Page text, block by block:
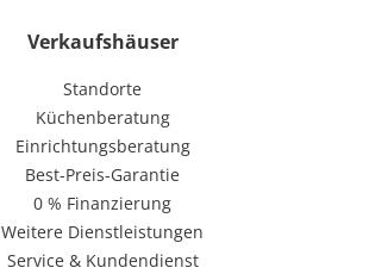
Verkaufshäuser
Standorte
Küchenberatung
Einrichtungsberatung
Best-Preis-Garantie
0 % Finanzierung
Weitere Dienstleistungen
Service & Kundendienst